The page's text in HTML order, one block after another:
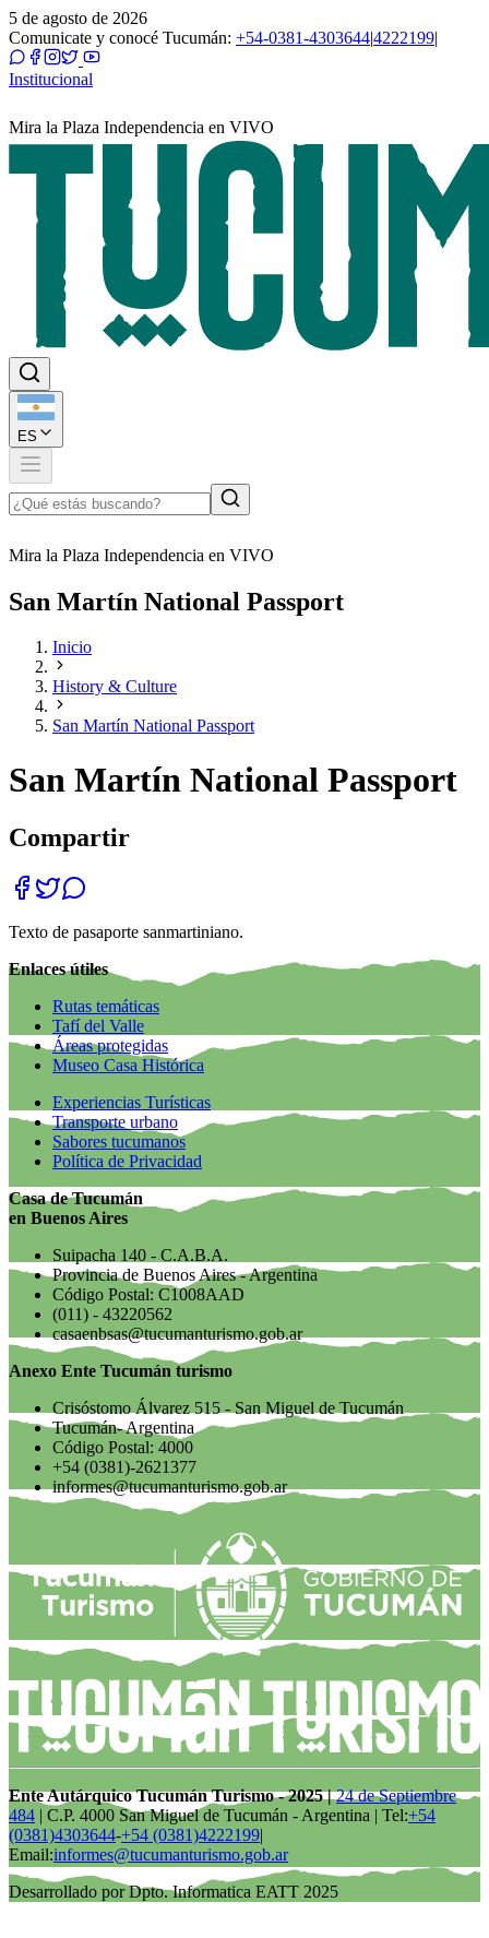
5 de agosto de 2026
Comunicate y conocé Tucumán: +54-0381-4303644|4222199|
Institucional
Mira la Plaza Independencia en VIVO
ES
Mira la Plaza Independencia en VIVO
San Martín National Passport
Inicio
History & Culture
San Martín National Passport
San Martín National Passport
Compartir
Texto de pasaporte sanmartiniano.
Enlaces útiles
Rutas temáticas
Tafí del Valle
Áreas protegidas
Museo Casa Histórica
Experiencias Turísticas
Transporte urbano
Sabores tucumanos
Política de Privacidad
Casa de Tucumán
en Buenos Aires
Suipacha 140 - C.A.B.A.
Provincia de Buenos Aires - Argentina
Código Postal: C1008AAD
(011) - 43220562
casaenbsas@tucumanturismo.gob.ar
Anexo Ente Tucumán turismo
Crisóstomo Álvarez 515 - San Miguel de Tucumán
Tucumán- Argentina
Código Postal: 4000
+54 (0381)-2621377
informes@tucumanturismo.gob.ar
Ente Autárquico Tucumán Turismo - 2025 |24 de Septiembre
484 | C.P. 4000 San Miguel de Tucumán - Argentina | Tel:+54
(0381)4303644-+54 (0381)4222199|
Email:informes@tucumanturismo.gob.ar
Desarrollado por Dpto. Informatica EATT 2025